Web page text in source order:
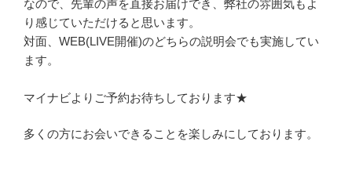
なので、先輩の声を直接お届けでき、弊社の雰囲気もよ
り感じていただけると思います。
対面、WEB(LIVE開催)のどちらの説明会でも実施してい
ます。
マイナビよりご予約お待ちしております★
多くの方にお会いできることを楽しみにしております。